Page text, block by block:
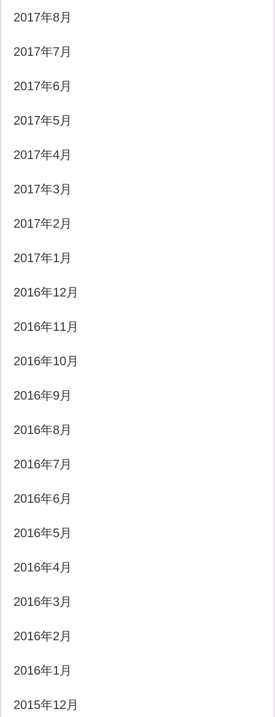
2017年8月
2017年7月
2017年6月
2017年5月
2017年4月
2017年3月
2017年2月
2017年1月
2016年12月
2016年11月
2016年10月
2016年9月
2016年8月
2016年7月
2016年6月
2016年5月
2016年4月
2016年3月
2016年2月
2016年1月
2015年12月